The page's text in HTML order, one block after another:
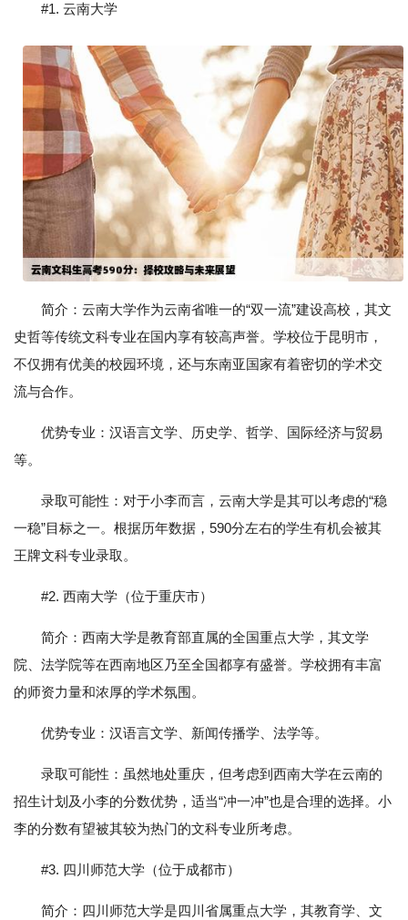
#1. 云南大学
简介：云南大学作为云南省唯一的“双一流”建设高校，其文
史哲等传统文科专业在国内享有较高声誉。学校位于昆明市，
不仅拥有优美的校园环境，还与东南亚国家有着密切的学术交
流与合作。
优势专业：汉语言文学、历史学、哲学、国际经济与贸易
等。
录取可能性：对于小李而言，云南大学是其可以考虑的“稳
一稳”目标之一。根据历年数据，590分左右的学生有机会被其
王牌文科专业录取。
#2. 西南大学（位于重庆市）
简介：西南大学是教育部直属的全国重点大学，其文学
院、法学院等在西南地区乃至全国都享有盛誉。学校拥有丰富
的师资力量和浓厚的学术氛围。
优势专业：汉语言文学、新闻传播学、法学等。
录取可能性：虽然地处重庆，但考虑到西南大学在云南的
招生计划及小李的分数优势，适当“冲一冲”也是合理的选择。小
李的分数有望被其较为热门的文科专业所考虑。
#3. 四川师范大学（位于成都市）
简介：四川师范大学是四川省属重点大学，其教育学、文